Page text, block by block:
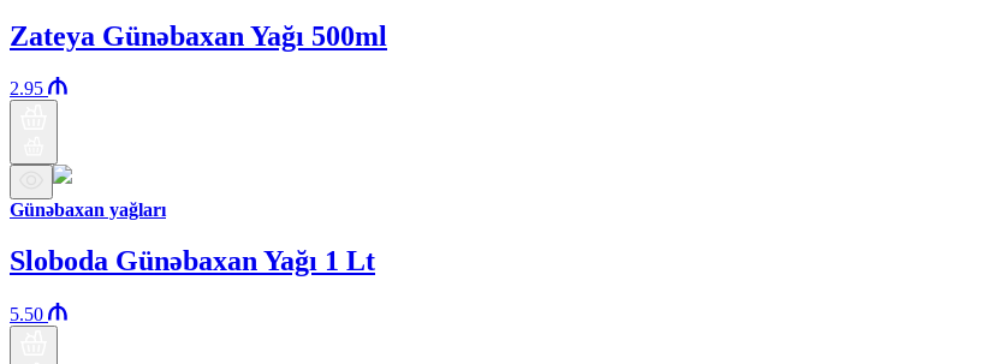
Zateya Günəbaxan Yağı 500ml
2.95
Günəbaxan yağları
Sloboda Günəbaxan Yağı 1 Lt
5.50